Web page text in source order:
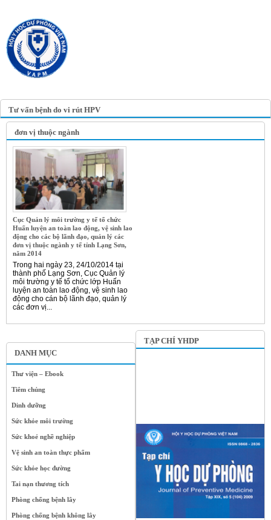
Tư vấn bệnh do vi rút HPV
DANH MỤC
Thư viện – Ebook
Tiêm chủng
Dinh dưỡng
Sức khỏe môi trường
Sức khoẻ nghề nghiệp
Vệ sinh an toàn thực phẩm
Sức khỏe học đường
Tai nạn thương tích
Phòng chống bệnh lây
Phòng chống bệnh không lây
đơn vị thuộc ngành
Cục Quản lý môi trường y tế tổ chức
Huấn luyện an toàn lao động, vệ sinh lao
động cho các bộ lãnh đạo, quản lý các
đơn vị thuộc ngành y tế tỉnh Lạng Sơn,
năm 2014
Trong hai ngày 23, 24/10/2014 tại
thành phố Lạng Sơn, Cục Quản lý
môi trường y tế tổ chức lớp Huấn
luyện an toàn lao động, vệ sinh lao
động cho cán bộ lãnh đạo, quản lý
các đơn vị...
TẠP CHÍ YHDP